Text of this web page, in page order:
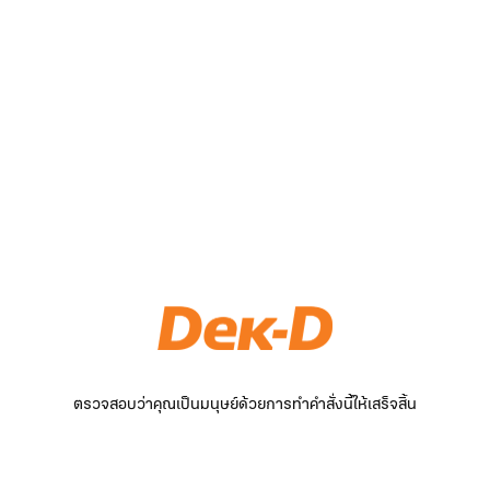
ตรวจสอบว่าคุณเป็นมนุษย์ด้วยการทำคำสั่งนี้ให้เสร็จสิ้น